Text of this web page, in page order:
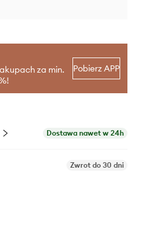
za min.
Pobierz APP
Dostawa nawet w 24h
Zwrot do 30 dni